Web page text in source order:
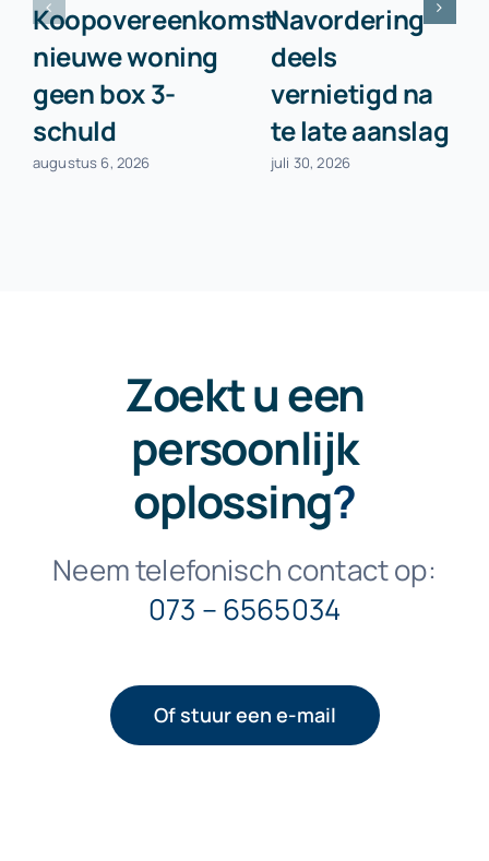
Koopovereenkomst
nieuwe woning
geen box 3-
schuld
augustus 6, 2026
Navordering
deels
vernietigd na
te late aanslag
juli 30, 2026
Zoekt u een
persoonlijk
oplossing?
Neem telefonisch contact op:
073 – 6565034
Of stuur een e-mail